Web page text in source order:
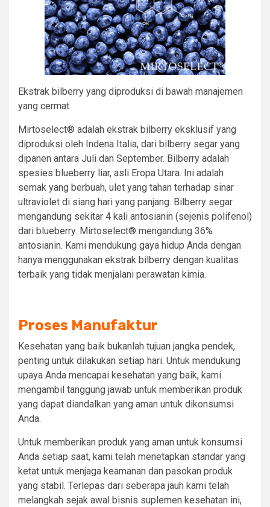
Ekstrak bilberry yang diproduksi di bawah manajemen
yang cermat
Mirtoselect® adalah ekstrak bilberry eksklusif yang
diproduksi oleh Indena Italia, dari bilberry segar yang
dipanen antara Juli dan September. Bilberry adalah
spesies blueberry liar, asli Eropa Utara. Ini adalah
semak yang berbuah, ulet yang tahan terhadap sinar
ultraviolet di siang hari yang panjang. Bilberry segar
mengandung sekitar 4 kali antosianin (sejenis polifenol)
dari blueberry. Mirtoselect® mengandung 36%
antosianin. Kami mendukung gaya hidup Anda dengan
hanya menggunakan ekstrak bilberry dengan kualitas
terbaik yang tidak menjalani perawatan kimia.
Proses Manufaktur
Kesehatan yang baik bukanlah tujuan jangka pendek,
penting untuk dilakukan setiap hari. Untuk mendukung
upaya Anda mencapai kesehatan yang baik, kami
mengambil tanggung jawab untuk memberikan produk
yang dapat diandalkan yang aman untuk dikonsumsi
Anda.
Untuk memberikan produk yang aman untuk konsumsi
Anda setiap saat, kami telah menetapkan standar yang
ketat untuk menjaga keamanan dan pasokan produk
yang stabil. Terlepas dari seberapa jauh kami telah
melangkah sejak awal bisnis suplemen kesehatan ini,